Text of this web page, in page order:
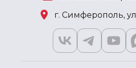
г. Симферополь,